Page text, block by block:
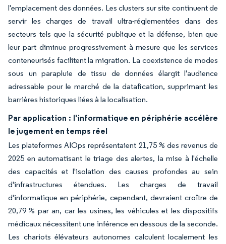
l'emplacement des données. Les clusters sur site continuent de
servir les charges de travail ultra-réglementées dans des
secteurs tels que la sécurité publique et la défense, bien que
leur part diminue progressivement à mesure que les services
conteneurisés facilitent la migration. La coexistence de modes
sous un parapluie de tissu de données élargit l'audience
adressable pour le marché de la datafication, supprimant les
barrières historiques liées à la localisation.
Par application : l'informatique en périphérie accélère
le jugement en temps réel
Les plateformes AIOps représentaient 21,75 % des revenus de
2025 en automatisant le triage des alertes, la mise à l'échelle
des capacités et l'isolation des causes profondes au sein
d'infrastructures étendues. Les charges de travail
d'informatique en périphérie, cependant, devraient croître de
20,79 % par an, car les usines, les véhicules et les dispositifs
médicaux nécessitent une inférence en dessous de la seconde.
Les chariots élévateurs autonomes calculent localement les